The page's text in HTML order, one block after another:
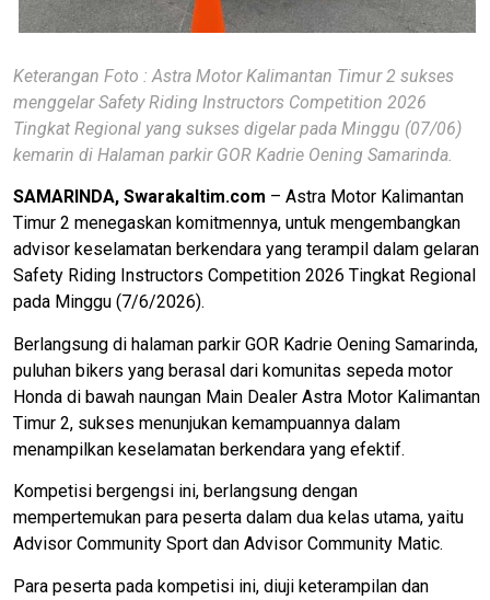
Keterangan Foto : Astra Motor Kalimantan Timur 2 sukses
menggelar Safety Riding Instructors Competition 2026
Tingkat Regional yang sukses digelar pada Minggu (07/06)
kemarin di Halaman parkir GOR Kadrie Oening Samarinda.
SAMARINDA, Swarakaltim.com – Astra Motor Kalimantan
Timur 2 menegaskan komitmennya, untuk mengembangkan
advisor keselamatan berkendara yang terampil dalam gelaran
Safety Riding Instructors Competition 2026 Tingkat Regional
pada Minggu (7/6/2026).
Berlangsung di halaman parkir GOR Kadrie Oening Samarinda,
puluhan bikers yang berasal dari komunitas sepeda motor
Honda di bawah naungan Main Dealer Astra Motor Kalimantan
Timur 2, sukses menunjukan kemampuannya dalam
menampilkan keselamatan berkendara yang efektif.
Kompetisi bergengsi ini, berlangsung dengan
mempertemukan para peserta dalam dua kelas utama, yaitu
Advisor Community Sport dan Advisor Community Matic.
Para peserta pada kompetisi ini, diuji keterampilan dan